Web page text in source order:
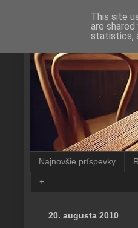
Najnovšie príspevky
+
20. augusta 2010
This site
are
statistics,